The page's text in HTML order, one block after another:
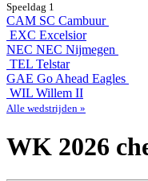
Speeldag 1
CAM SC Cambuur
EXC Excelsior
NEC NEC Nijmegen
TEL Telstar
GAE Go Ahead Eagles
WIL Willem II
Alle wedstrijden »
WK 2026